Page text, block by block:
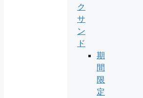
ク
サ
ン
ド
期
間
限
定